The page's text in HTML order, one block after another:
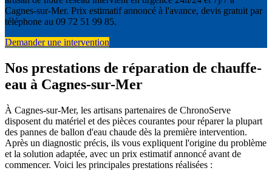
Cagnes-sur-Mer. Prix estimatif annoncé à l'avance, devis gratuit par
téléphone au 09 72 51 99 85.
Demander une intervention
Nos prestations de réparation de chauffe-
eau à Cagnes-sur-Mer
À Cagnes-sur-Mer, les artisans partenaires de ChronoServe
disposent du matériel et des pièces courantes pour réparer la plupart
des pannes de ballon d'eau chaude dès la première intervention.
Après un diagnostic précis, ils vous expliquent l'origine du problème
et la solution adaptée, avec un prix estimatif annoncé avant de
commencer. Voici les principales prestations réalisées :